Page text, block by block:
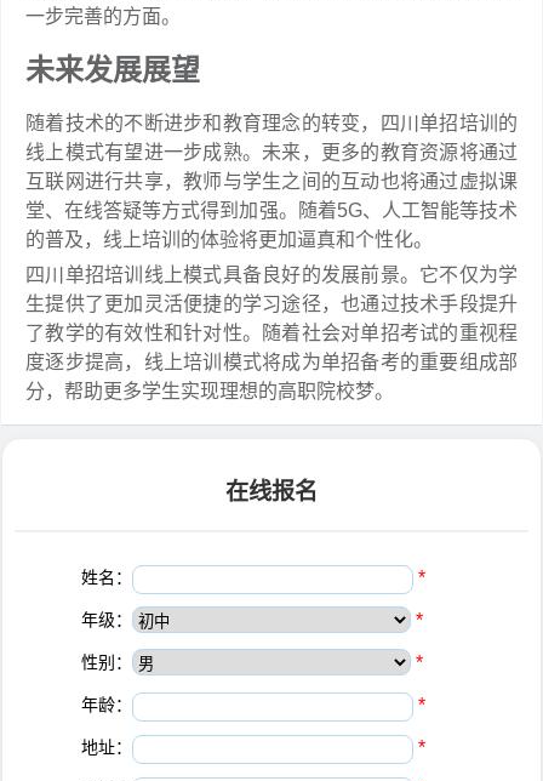
一步完善的方面。
未来发展展望
随着技术的不断进步和教育理念的转变，四川单招培训的
线上模式有望进一步成熟。未来，更多的教育资源将通过
互联网进行共享，教师与学生之间的互动也将通过虚拟课
堂、在线答疑等方式得到加强。随着5G、人工智能等技术
的普及，线上培训的体验将更加逼真和个性化。
四川单招培训线上模式具备良好的发展前景。它不仅为学
生提供了更加灵活便捷的学习途径，也通过技术手段提升
了教学的有效性和针对性。随着社会对单招考试的重视程
度逐步提高，线上培训模式将成为单招备考的重要组成部
分，帮助更多学生实现理想的高职院校梦。
在线报名
姓名： *
年级： *
性别： *
年龄： *
地址： *